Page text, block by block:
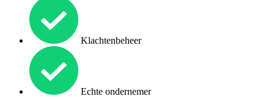
Klachtenbeheer
Echte ondernemer